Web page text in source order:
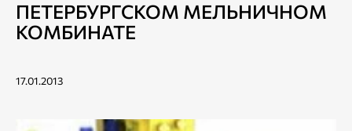
ПЕТЕРБУРГСКОМ МЕЛЬНИЧНОМ
КОМБИНАТЕ
17.01.2013